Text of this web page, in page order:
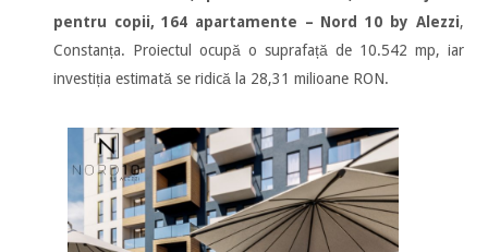
pentru copii, 164 apartamente – Nord 10 by Alezzi,
Constanța. Proiectul ocupă o suprafață de 10.542 mp, iar
investiția estimată se ridică la 28,31 milioane RON.